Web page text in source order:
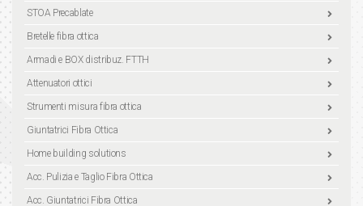
STOA Precablate
Bretelle fibra ottica
Armadi e BOX distribuz. FTTH
Attenuatori ottici
Strumenti misura fibra ottica
Giuntatrici Fibra Ottica
Home building solutions
Acc. Pulizia e Taglio Fibra Ottica
Acc. Giuntatrici Fibra Ottica